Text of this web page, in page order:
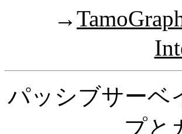
→
パッシブサーベ
プと